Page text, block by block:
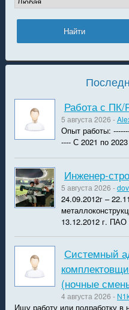
Работа с
5 августа 2026 -
Опыт работы:
---- С 2021 по
Инженер-
5 августа 2026 -
24.09.2012г –
13.12.2012 г. ПАО
Системный администратор/
(ночные
4 августа 2026 -
Ищу работу или подработку